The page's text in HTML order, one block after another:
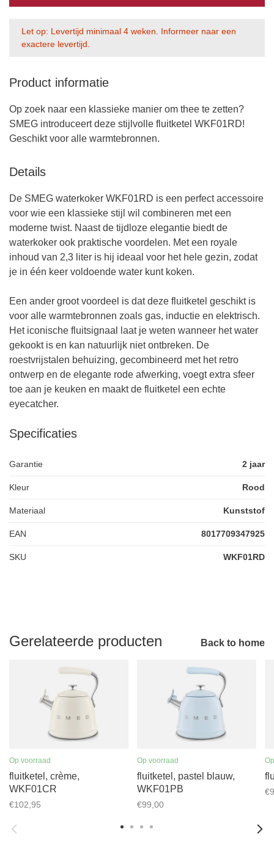
Let op: Levertijd minimaal 4 weken. Informeer naar een
exactere levertijd.
Product informatie
Op zoek naar een klassieke manier om thee te zetten?
SMEG introduceert deze stijlvolle fluitketel WKF01RD!
Geschikt voor alle warmtebronnen.
Details
De SMEG waterkoker WKF01RD is een perfect accessoire
voor wie een klassieke stijl wil combineren met een
moderne twist. Naast de tijdloze elegantie biedt de
waterkoker ook praktische voordelen. Met een royale
inhoud van 2,3 liter is hij ideaal voor het hele gezin, zodat
je in één keer voldoende water kunt koken.
Een ander groot voordeel is dat deze fluitketel geschikt is
voor alle warmtebronnen zoals gas, inductie en elektrisch.
Het iconische fluitsignaal laat je weten wanneer het water
gekookt is en kan natuurlijk niet ontbreken. De
roestvrijstalen behuizing, gecombineerd met het retro
ontwerp en de elegante rode afwerking, voegt extra sfeer
toe aan je keuken en maakt de fluitketel een echte
eyecatcher.
Specificaties
Garantie 2 jaar
Kleur Rood
Materiaal Kunststof
EAN 8017709347925
SKU WKF01RD
Gerelateerde producten Back to home
Op voorraad
fluitketel, crème,
WKF01CR
€102,95
Op voorraad
fluitketel, pastel blauw,
WKF01PB
€99,00